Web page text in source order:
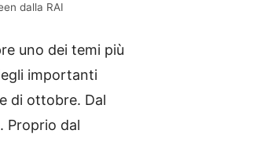
dalla RAI
uno dei temi più
importanti
di ottobre. Dal
. Proprio dal